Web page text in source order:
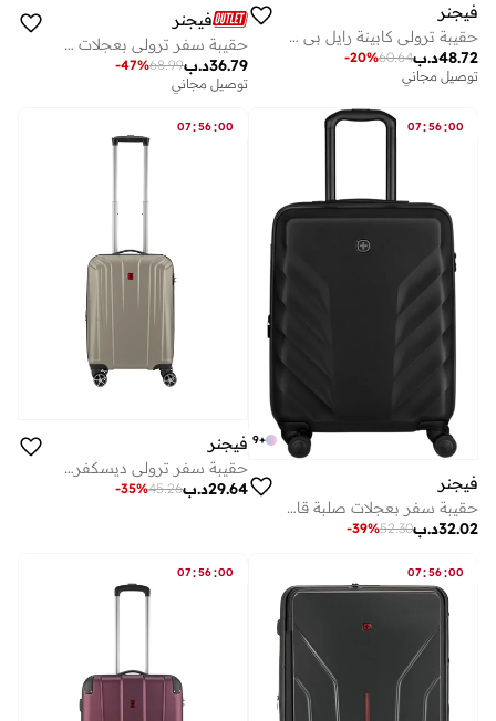
فيجنر
حقيبة ترولي كابينة رايل بي سي صلبة 55 سم رمادي
د.ب48.72
60.64
-20%
توصيل مجاني
فيجنر
حقيبة سفر ترولي بعجلات صلبة قابلة للتوسيع 69 سم - أسود - 612705
د.ب36.79
68.99
-47%
توصيل مجاني
07:56:00
+
9
فيجنر
حقيبة سفر بعجلات صلبة قابلة للتوسيع سم أسود
د.ب32.02
52.30
-39%
07:56:00
فيجنر
حقيبة سفر ترولي ديسكفري ميديم هاردسايد قابلة للتوسيع 67 سم برونزي
د.ب29.64
45.26
-35%
07:56:00
07:56:00